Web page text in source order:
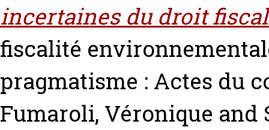
incertaines du droit
fiscalité
pragmatisme : Actes du
Fumaroli, Véronique and